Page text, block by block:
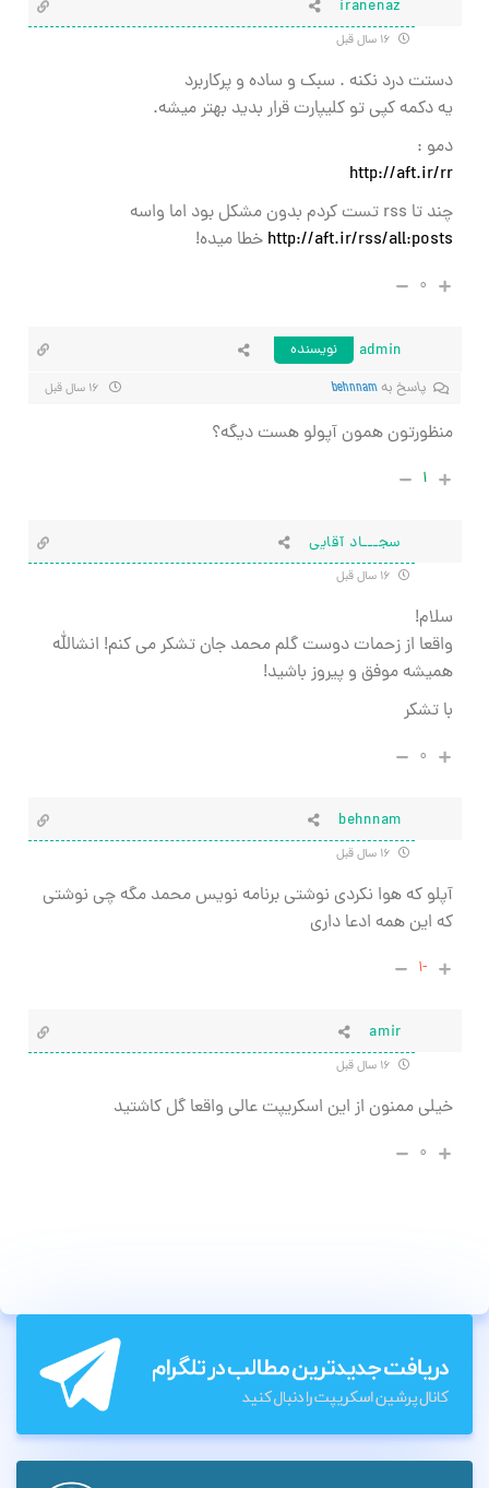
iranenaz
دستت درد نکنه . سبک و ساده و پرکاربرد
یه دکمه کپی تو کلیپارت قرار بدید بهتر میشه.
دمو :
http://aft.ir/rr
چند تا rss تست کردم بدون مشکل بود اما واسه
http://aft.ir/rss/all:posts خطا میده!
۰
admin
نویسنده
پاسخ بهbehnnam
منظورتون همون آپولو هست دیگه؟
۱
سجـــاد آقایی
سلام!
واقعا از زحمات دوست گلم محمد جان تشکر می کنم! انشالله
همیشه موفق و پیروز باشید!
با تشکر
۰
behnnam
آپلو که هوا نکردی نوشتی برنامه نویس محمد مگه چی نوشتی
که این همه ادعا داری
-۱
amir
خیلی ممنون از این اسکریپت عالی واقعا گل کاشتید
۰